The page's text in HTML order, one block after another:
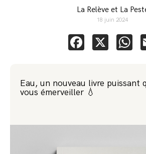
La Relève et La
18 juin 2024
X
Eau, un nouveau livre puissant
vous émerveiller 💧